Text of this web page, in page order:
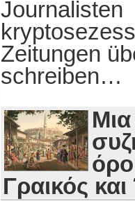
Journalisten
Zeitungen
schreiben…
Μια
Γραικός